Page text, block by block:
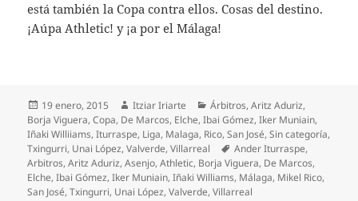
está también la Copa contra ellos. Cosas del destino.
¡Aúpa Athletic! y ¡a por el Málaga!
Publicado
el
19 enero, 2015 Autor
Itziar Iriarte Categorías
Árbitros,Aritz Aduriz,
Borja Viguera,Copa, De Marcos, Elche,Ibai Gómez,Iker Muniain,
Iñaki Williiams,Iturraspe, Liga, Malaga, Rico,San José,Sin categoría,
Txingurri, Unai López,Valverde,Villarreal Etiquetas
Ander Iturraspe,
Arbitros,Aritz Aduriz,Asenjo,Athletic, Borja Viguera, De Marcos,
Elche,Ibai Gómez,Iker Muniain,Iñaki Williams, Málaga, Mikel Rico,
San José,Txingurri, Unai López,Valverde,Villarreal